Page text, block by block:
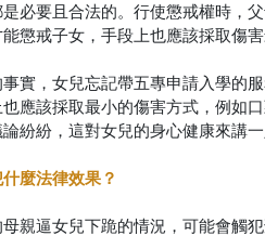
必要且合法的。行使懲戒權時，
懲戒子女，手段上也應該採取傷
實，女兒忘記帶五專申請入學的
應該採取最小的傷害方式，例如
紛紛，這對女兒的身心健康來講
麼法律效果？
親逼女兒下跪的情況，可能會觸